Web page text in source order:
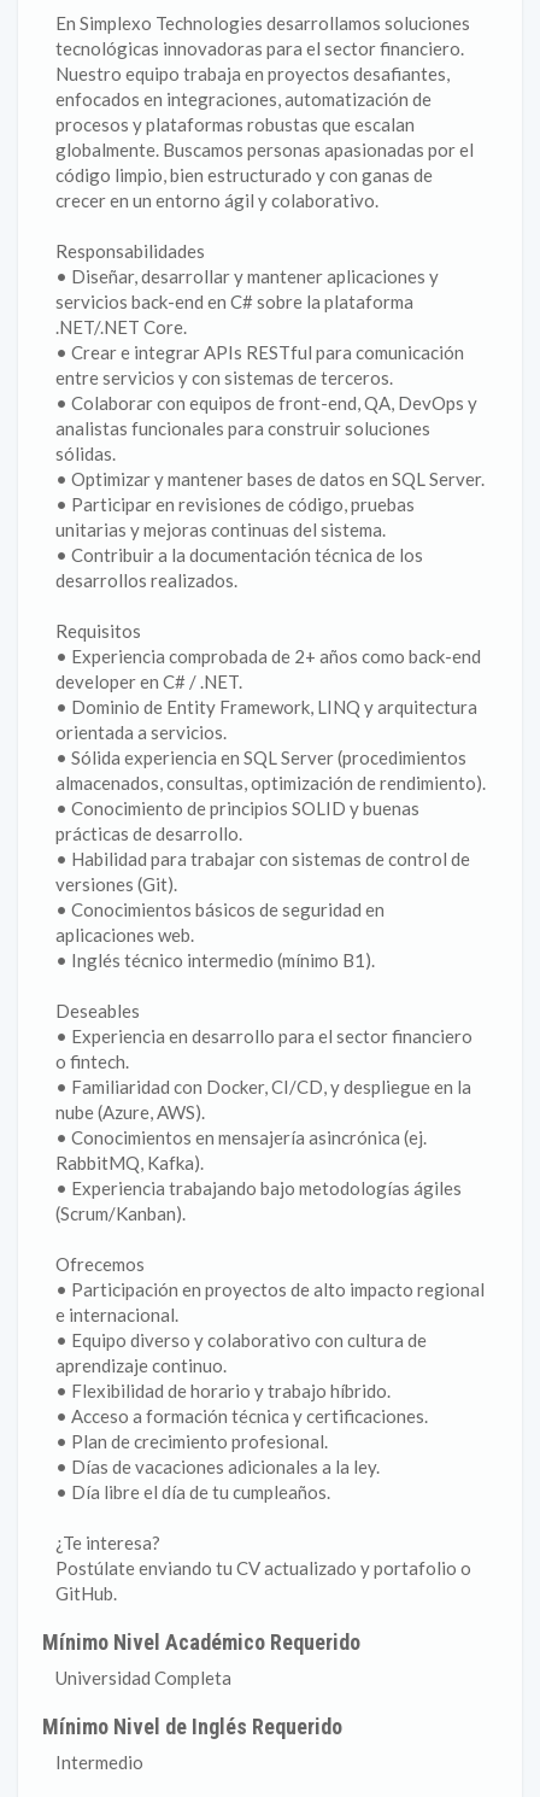
En Simplexo Technologies desarrollamos soluciones
tecnológicas innovadoras para el sector financiero.
Nuestro equipo trabaja en proyectos desafiantes,
enfocados en integraciones, automatización de
procesos y plataformas robustas que escalan
globalmente. Buscamos personas apasionadas por el
código limpio, bien estructurado y con ganas de
crecer en un entorno ágil y colaborativo.
Responsabilidades
• Diseñar, desarrollar y mantener aplicaciones y
servicios back-end en C# sobre la plataforma
.NET/.NET Core.
• Crear e integrar APIs RESTful para comunicación
entre servicios y con sistemas de terceros.
• Colaborar con equipos de front-end, QA, DevOps y
analistas funcionales para construir soluciones
sólidas.
• Optimizar y mantener bases de datos en SQL Server.
• Participar en revisiones de código, pruebas
unitarias y mejoras continuas del sistema.
• Contribuir a la documentación técnica de los
desarrollos realizados.
Requisitos
• Experiencia comprobada de 2+ años como back-end
developer en C# / .NET.
• Dominio de Entity Framework, LINQ y arquitectura
orientada a servicios.
• Sólida experiencia en SQL Server (procedimientos
almacenados, consultas, optimización de rendimiento).
• Conocimiento de principios SOLID y buenas
prácticas de desarrollo.
• Habilidad para trabajar con sistemas de control de
versiones (Git).
• Conocimientos básicos de seguridad en
aplicaciones web.
• Inglés técnico intermedio (mínimo B1).
Deseables
• Experiencia en desarrollo para el sector financiero
o fintech.
• Familiaridad con Docker, CI/CD, y despliegue en la
nube (Azure, AWS).
• Conocimientos en mensajería asincrónica (ej.
RabbitMQ, Kafka).
• Experiencia trabajando bajo metodologías ágiles
(Scrum/Kanban).
Ofrecemos
• Participación en proyectos de alto impacto regional
e internacional.
• Equipo diverso y colaborativo con cultura de
aprendizaje continuo.
• Flexibilidad de horario y trabajo híbrido.
• Acceso a formación técnica y certificaciones.
• Plan de crecimiento profesional.
• Días de vacaciones adicionales a la ley.
• Día libre el día de tu cumpleaños.
¿Te interesa?
Postúlate enviando tu CV actualizado y portafolio o
GitHub.
Mínimo Nivel Académico Requerido
Universidad Completa
Mínimo Nivel de Inglés Requerido
Intermedio